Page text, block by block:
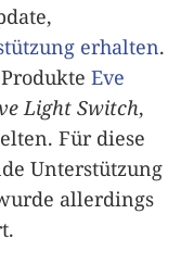
erhalten.
Eve
Light Switch,
Für diese
Unterstützung
allerdings